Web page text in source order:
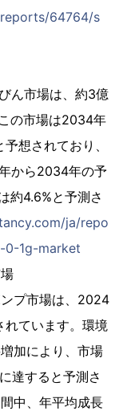
64764/s
ん市場は、約3億
の市場は2034年
想されており、
から2034年の予
約4.6%と予測さ
ja/repo
1g-market
プ市場は、2024
ています。環境
加により、市場
達すると予測さ
中、年平均成長